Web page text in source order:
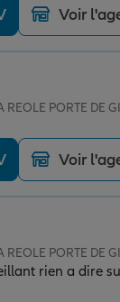
Voir
PORTE DE
Voir
PORTE DE
rien a dire